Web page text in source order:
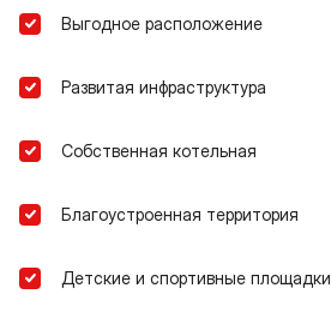
Выгодное расположение
Развитая инфраструктура
Собственная котельная
Благоустроенная территория
Детские и спортивные площадки